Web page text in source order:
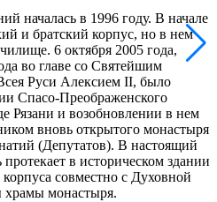
началась в 1996 году. В начале
и братский корпус, но в нем
6 октября 2005 года,
во главе со Святейшим
Руси Алексием II, было
Спасо-Преображенского
Рязани и возобновлении в нем
вновь открытого монастыря
(Депутатов). В настоящий
в историческом здании
корпуса совместно с Духовной
храмы монастыря.